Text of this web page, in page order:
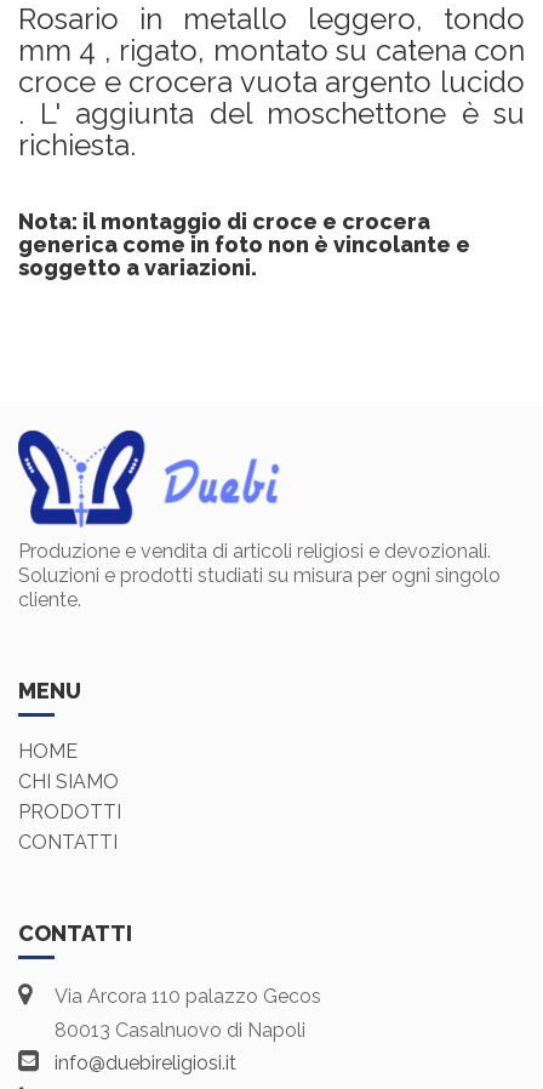
Rosario in metallo leggero, tondo
mm 4 , rigato, montato su catena con
croce e crocera vuota argento lucido
. L' aggiunta del moschettone è su
richiesta.
Nota: il montaggio di croce e crocera
generica come in foto non è vincolante e
soggetto a variazioni.
Produzione e vendita di articoli religiosi e devozionali.
Soluzioni e prodotti studiati su misura per ogni singolo
cliente.
MENU
HOME
CHI SIAMO
PRODOTTI
CONTATTI
CONTATTI
Via Arcora 110 palazzo Gecos
80013 Casalnuovo di Napoli
info@duebireligiosi.it